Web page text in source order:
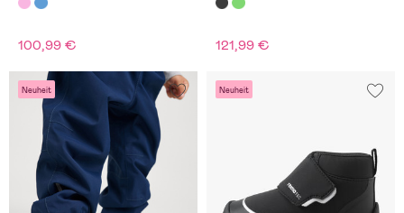
100,99 € 121,99 €
Neuheit Neuheit